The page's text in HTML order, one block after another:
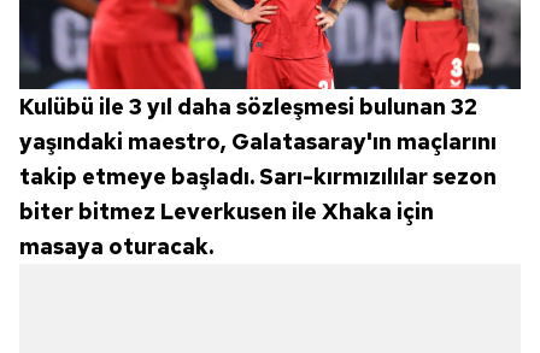
Kulübü ile 3 yıl daha sözleşmesi bulunan 32
yaşındaki maestro, Galatasaray'ın maçlarını
takip etmeye başladı. Sarı-kırmızılılar sezon
biter bitmez Leverkusen ile Xhaka için
masaya oturacak.